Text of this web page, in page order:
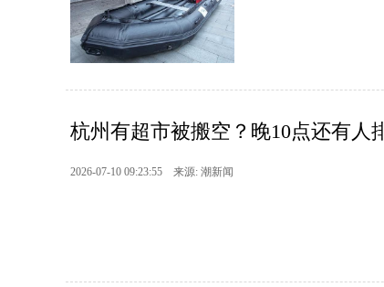
杭州有超市被搬空？晚10点还有人
2026-07-10 09:23:55 来源: 潮新闻